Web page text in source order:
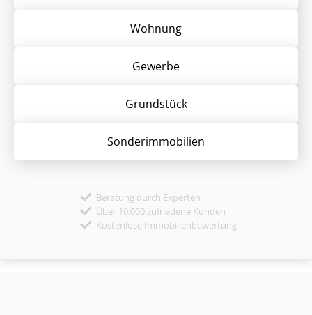
Wohnung
Gewerbe
Grund­stück
Sonder­immobilien
Beratung durch Experten
Über 10.000 zufriedene Kunden
Kostenlose Immobilienbewertung